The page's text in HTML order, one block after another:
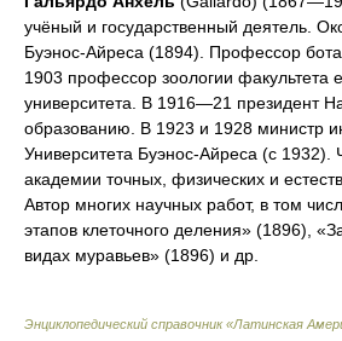
учёный и государственный деятель.
Буэнос-Айреса (1894). Профессор
1903 профессор зоологии факультета
университета. В 1916—21 президент
образованию. В 1923 и 1928 министр
Университета Буэнос-Айреса (с
академии точных, физических и
Автор многих научных работ, в том
этапов клеточного деления» (1896),
видах муравьев» (1896) и др.
Энциклопедический справочник «Латинская